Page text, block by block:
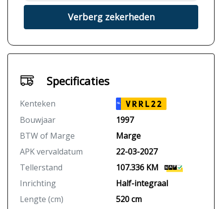
Verberg zekerheden
Specificaties
Kenteken NL VRRL22
Bouwjaar
1997
BTW of Marge
Marge
APK vervaldatum
22-03-2027
Tellerstand
107.336 KM
Inrichting
Half-integraal
Lengte (cm)
520 cm